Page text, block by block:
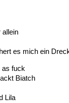
allein
es mich ein
as fuck
Biatch
Lila